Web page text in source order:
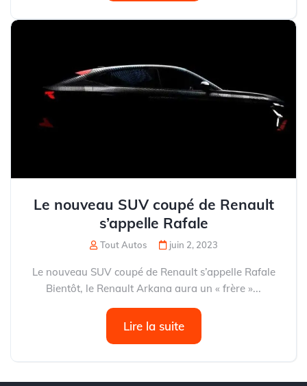
Le nouveau SUV coupé de Renault
s’appelle Rafale
Tout Autos juin 2, 2023
Le nouveau SUV coupé de Renault s’appelle Rafale
Bientôt, le Renault Arkana aura un « frère »...
Lire la suite